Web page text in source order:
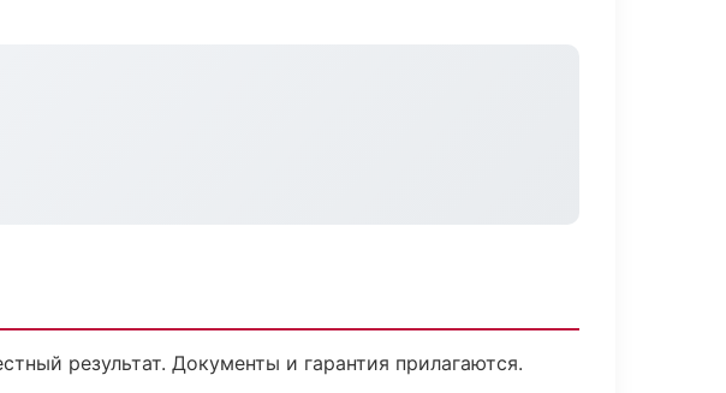
результат. Документы и гарантия прилагаются.